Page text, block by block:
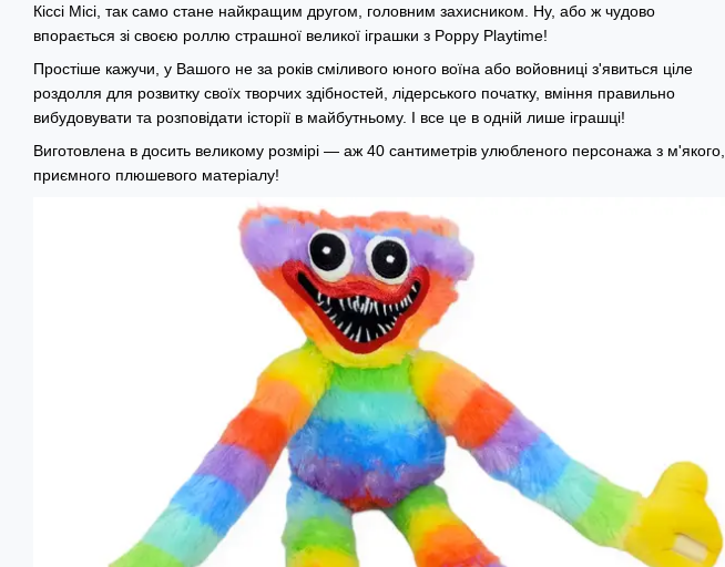
Кіссі Місі, так само стане найкращим другом, головним захисником. Ну, або ж чудово
впорається зі своєю роллю страшної великої іграшки з Poppy Playtime!
Простіше кажучи, у Вашого не за років сміливого юного воїна або войовниці з'явиться ціле
роздолля для розвитку своїх творчих здібностей, лідерського початку, вміння правильно
вибудовувати та розповідати історії в майбутньому. І все це в одній лише іграшці!
Виготовлена в досить великому розмірі — аж 40 сантиметрів улюбленого персонажа з м'якого,
приємного плюшевого матеріалу!